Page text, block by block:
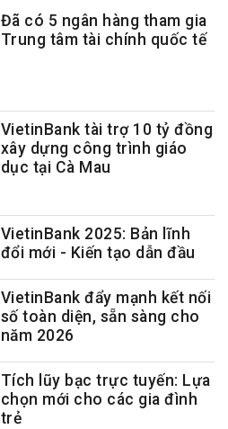
Đã có 5 ngân hàng tham gia
Trung tâm tài chính quốc tế
VietinBank tài trợ 10 tỷ đồng
xây dựng công trình giáo
dục tại Cà Mau
VietinBank 2025: Bản lĩnh
đổi mới - Kiến tạo dẫn đầu
VietinBank đẩy mạnh kết nối
số toàn diện, sẵn sàng cho
năm 2026
Tích lũy bạc trực tuyến: Lựa
chọn mới cho các gia đình
trẻ